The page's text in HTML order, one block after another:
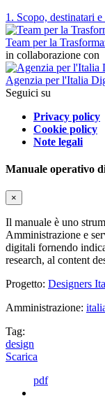
1. Scopo, destinatari
Team per la
in collaborazione con
Agenzia per l'Italia
Seguici su
Privacy policy
Cookie policy
Note legali
Manuale operativo
×
Il manuale è uno
Amministrazione e
digitali fornendo
research, al content
Progetto: Designers
Amministrazione:
Tag:
design
Scarica
pdf